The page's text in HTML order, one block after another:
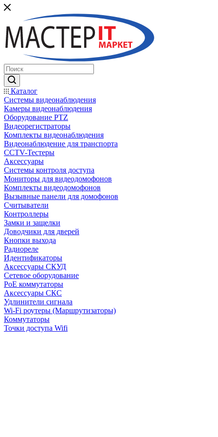
Каталог
Системы видеонаблюдения
Камеры видеонаблюдения
Оборудование PTZ
Видеорегистраторы
Комплекты видеонаблюдения
Видеонаблюдение для транспорта
CCTV-Тестеры
Аксессуары
Системы контроля доступа
Мониторы для видеодомофонов
Комплекты видеодомофонов
Вызывные панели для домофонов
Считыватели
Контроллеры
Замки и защелки
Доводчики для дверей
Кнопки выхода
Радиореле
Идентификаторы
Аксессуары СКУД
Сетевое оборудование
PoE коммутаторы
Аксессуары СКС
Удлинители сигнала
Wi-Fi роутеры (Маршрутизаторы)
Коммутаторы
Точки доступа Wifi